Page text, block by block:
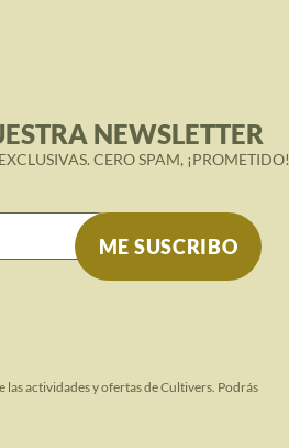
NEWSLETTER
CERO SPAM, ¡PROMETIDO!
actividades y ofertas de Cultivers. Podrás